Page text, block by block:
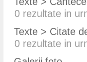
0 rezultate in
Texte > Citate
0 rezultate in